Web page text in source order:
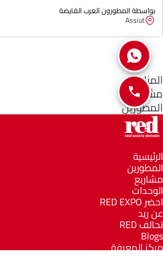
بواسطة المطورون العرب القابضة
Assiut
المناطق
مشاريع
المطورين
الرئيسية
المطورين
مشاريع
الوحدات
احضر RED EXPO
عن ريد
تحالف RED
Blogs
مركز المعرفة